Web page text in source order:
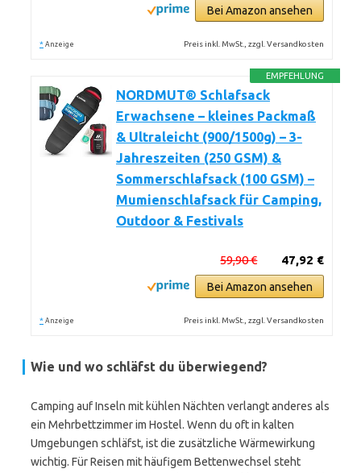
Bei Amazon ansehen
* Anzeige Preis inkl. MwSt., zzgl. Versandkosten
EMPFEHLUNG
NORDMUT® Schlafsack
Erwachsene – kleines Packmaß
& Ultraleicht (900/1500g) – 3-
Jahreszeiten (250 GSM) &
Sommerschlafsack (100 GSM) –
Mumienschlafsack für Camping,
Outdoor & Festivals
47,92 €
59,90 €
Bei Amazon ansehen
* Anzeige Preis inkl. MwSt., zzgl. Versandkosten
Wie und wo schläfst du überwiegend?
Camping auf Inseln mit kühlen Nächten verlangt anderes als
ein Mehrbettzimmer im Hostel. Wenn du oft in kalten
Umgebungen schläfst, ist die zusätzliche Wärmewirkung
wichtig. Für Reisen mit häufigem Bettenwechsel steht